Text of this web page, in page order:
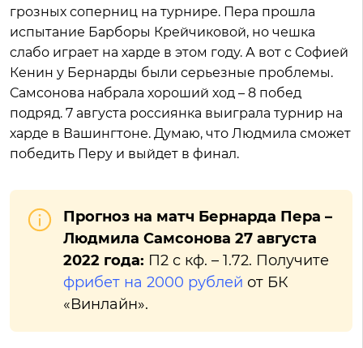
грозных соперниц на турнире. Пера прошла
испытание Барборы Крейчиковой, но чешка
слабо играет на харде в этом году. А вот с Софией
Кенин у Бернарды были серьезные проблемы.
Самсонова набрала хороший ход – 8 побед
подряд. 7 августа россиянка выиграла турнир на
харде в Вашингтоне. Думаю, что Людмила сможет
победить Перу и выйдет в финал.
Прогноз на матч Бернарда Пера –
Людмила Самсонова 27 августа
2022 года: П2 с кф. – 1.72. Получите
фрибет на 2000 рублей от БК
«Винлайн».